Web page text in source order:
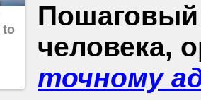
Пошаговый
человека,
точному